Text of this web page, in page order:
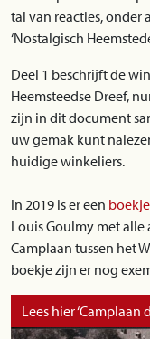
tal van reacties, onder
‘Nostalgisch
Deel 1 beschrijft de
Heemsteedse Dreef,
zijn in dit document
uw gemak kunt
huidige winkeliers.
In 2019 is er een boekje
Louis Goulmy met
Camplaan tussen het
boekje zijn er nog
Lees hier ‘Camplaan